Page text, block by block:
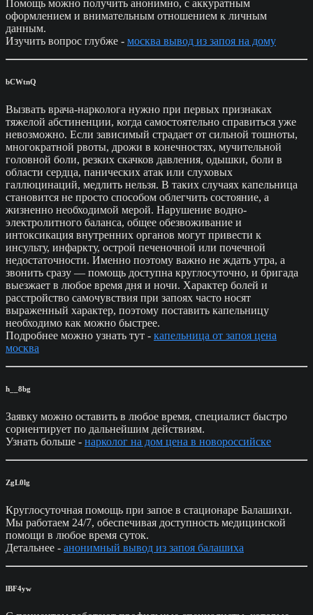
Помощь можно получить анонимно, с аккуратным
оформлением и внимательным отношением к личным
данным.
Изучить вопрос глубже - москва вывод из запоя на дому
bCWtnQ
Вызвать врача-нарколога нужно при первых признаках
тяжелой абстиненции, когда самостоятельно справиться уже
невозможно. Если зависимый страдает от сильной тошноты,
многократной рвоты, дрожи в конечностях, мучительной
головной боли, резких скачков давления, одышки, боли в
области сердца, панических атак или слуховых
галлюцинаций, медлить нельзя. В таких случаях капельница
становится не просто способом облегчить состояние, а
жизненно необходимой мерой. Нарушение водно-
электролитного баланса, общее обезвоживание и
интоксикация внутренних органов могут привести к
инсульту, инфаркту, острой печеночной или почечной
недостаточности. Именно поэтому важно не ждать утра, а
звонить сразу — помощь доступна круглосуточно, и бригада
выезжает в любое время дня и ночи. Характер болей и
расстройство самочувствия при запоях часто носят
выраженный характер, поэтому поставить капельницу
необходимо как можно быстрее.
Подробнее можно узнать тут - капельница от запоя цена
москва
h__8bg
Заявку можно оставить в любое время, специалист быстро
сориентирует по дальнейшим действиям.
Узнать больше - нарколог на дом цена в новороссийске
ZgL0lg
Круглосуточная помощь при запое в стационаре Балашихи.
Мы работаем 24/7, обеспечивая доступность медицинской
помощи в любое время суток.
Детальнее - анонимный вывод из запоя балашиха
lBF4yw